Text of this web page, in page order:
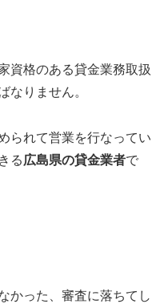
資格のある貸金業務取扱
なりません。
られて営業を行なってい
る広島県の貸金業者で
かった、審査に落ちてし